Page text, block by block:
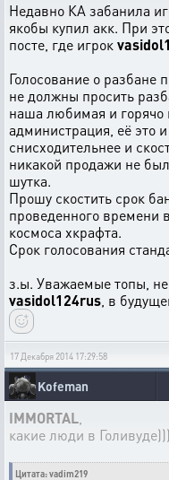
Недавно КА забанила
якобы купил акк. При
посте, где игрок
Голосование о разбане
не должны просить
наша любимая и горячо
администрация, её это
снисходительнее и
никакой продажи не
шутка.
Прошу скостить срок
проведенного времени
космоса хкрафта.
Срок голосования
з.ы. Уважаемые топы,
vasidol124rus , в
17 Декабря 2014 17:29:58
Kofeman
IMMORTAL
какие люди в
Цитата: vadim219